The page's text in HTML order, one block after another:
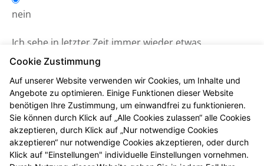
nein
Ich sehe in letzter Zeit immer wieder etwas
verschwommen
ja
nein
Cookie Zustimmung
Auf unserer Website verwenden wir Cookies, um Inhalte und
Angebote zu optimieren. Einige Funktionen dieser Website
benötigen Ihre Zustimmung, um einwandfrei zu funktionieren.
Sie können durch Klick auf „Alle Cookies zulassen“ alle Cookies
akzeptieren, durch Klick auf „Nur notwendige Cookies
akzeptieren“ nur notwendige Cookies akzeptieren, oder durch
Klick auf "Einstellungen" individuelle Einstellungen vornehmen.